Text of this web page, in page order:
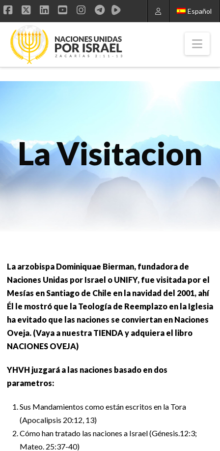
Español
Facebook
X LinkedIn
YouTube
Instagram
La Visitacion
La arzobispa Dominiquae Bierman, fundadora de
Naciones Unidas por Israel o UNIFY, fue visitada por el
Mesías en Santiago de Chile en la navidad del 2001, ahí
Él le mostró que la Teología de Reemplazo en la Iglesia
ha evitado que las naciones se conviertan en Naciones
Oveja. (Vaya a nuestra TIENDA y adquiera el libro
NACIONES OVEJA)
YHVH juzgará a las naciones basado en dos
parametros:
Sus Mandamientos como están escritos en la Tora
(Apocalipsis 20:12, 13)
Cómo han tratado las naciones a Israel (Génesis.12:3;
Mateo. 25:37-40)